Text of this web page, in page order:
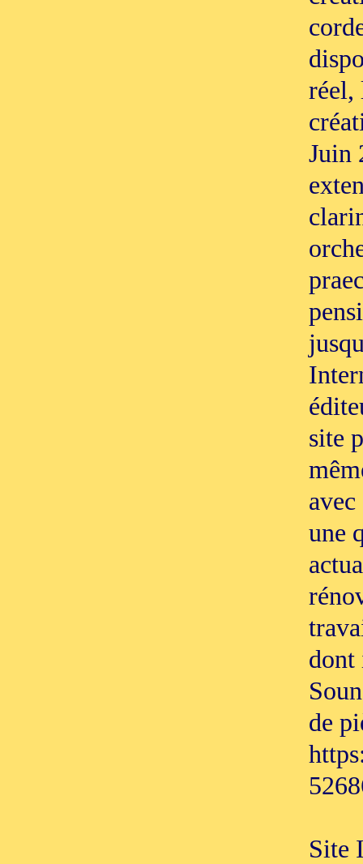
réel,
Juin
site
une
dont
de
Site